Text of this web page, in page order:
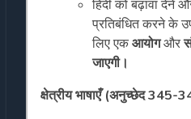
हिंदी को बढ़ावा देने
प्रतिबंधित करने के
लिए एकआयोगऔर
जाएगी।
क्षेत्रीय भाषाएँ (अनुच्छेद 345-